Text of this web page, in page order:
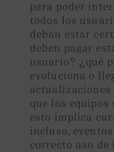
para poder
todos los
deban estar
deben pagar
usuario? ¿qué
evoluciona o
actualizaciones
que los equipos
esto implica
incluso,
correcto uso